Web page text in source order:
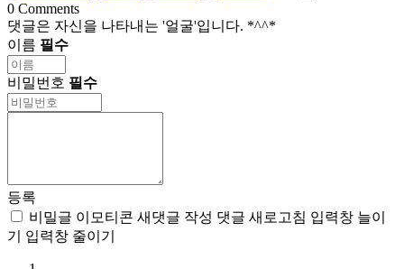
0 Comments
댓글은 자신을 나타내는 '얼굴'입니다. *^^*
이름 필수
비밀번호 필수
등록
비밀글 이모티콘 새댓글 작성 댓글 새로고침 입력창 늘이
기
입력창 줄이기